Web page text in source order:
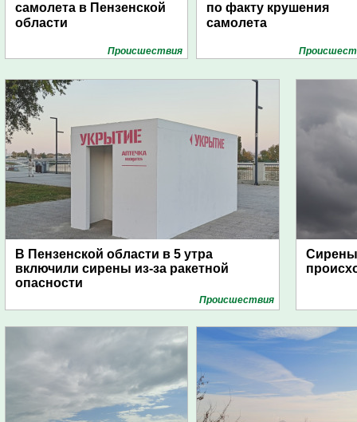
самолета в Пензенской
области
Проиcшествия
по факту крушения
самолета
В Пензенской области в 5 утра
включили сирены из-за ракетной
опасности
Проиcшествия
Сирены